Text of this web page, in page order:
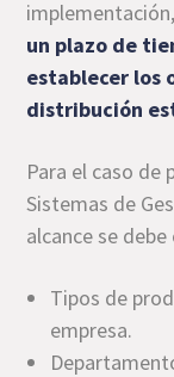
un plazo de
establecer los
distribución
Para el caso
Sistemas de
alcance se debe
Tipos de
empresa.